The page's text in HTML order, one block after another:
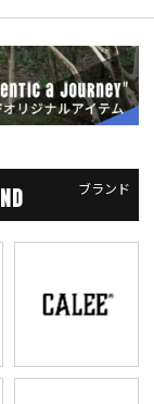
約
ブランド